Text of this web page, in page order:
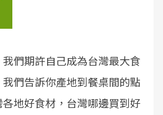
們期許自己成為台灣最大食
們告訴你產地到餐桌間的點
地好食材，台灣哪邊買到好